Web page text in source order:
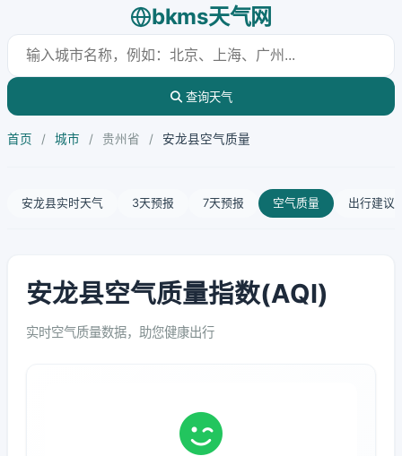
bkms天气网
查询天气
首页 / 城市 / 贵州省 / 安龙县空气质量
安龙县实时天气 3天预报 7天预报 空气质量 出行建议
安龙县空气质量指数(AQI)
实时空气质量数据，助您健康出行